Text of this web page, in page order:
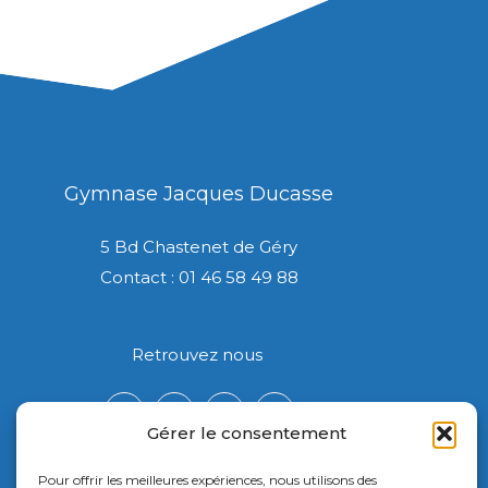
Gérer le consentement
Pour offrir les meilleures expériences, nous utilisons des
Gymnase Jacques Ducasse
5 Bd Chastenet de Géry
Contact : 01 46 58 49 88
Retrouvez nous